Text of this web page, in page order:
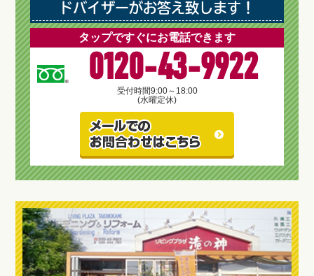
ドバイザーがお答え致します！
タップですぐにお電話できます
0120-43-9922
受付時間9:00～18:00
(水曜定休)